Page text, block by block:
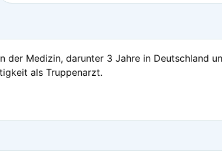
Medizin, darunter 3 Jahre in Deutschland
als Truppenarzt.